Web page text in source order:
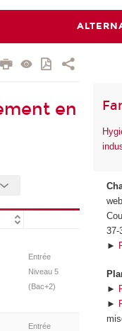
en
Entrée
Niveau 5
(Bac+2)
Entrée
37-
►
►
►